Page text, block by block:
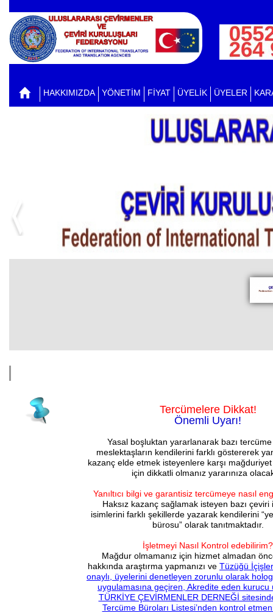
HAKKIMIZDA YÖNETİM FİYAT ÜYELİK ÜYELER
Tercümelere Dikkat!
Önemli Uyarı!
Yasal boşluktan yararlanarak bazı
meslektaşların kendilerini farklı göstererek
kazanç elde etmek isteyenlere karşı
için dikkatli olmanız yararınıza
Yanıltıcı bilgi ve garantisiz tercümeye nasıl
Haksız kazanç sağlamak isteyen bazı çeviri
isimlerini farklı şekillerde yazarak kendilerini
bürosu” olarak tanıtmaktadır.
İşletmeyi Nasıl Kontrol edebilirim?
Mağdur olmamanız için hizmet almadan
hakkında araştırma yapmanızı ve Tüzüğü
onaylı, üyelerini denetleyen zorunlu olarak
uygulamasına geçiren, Akredite eden kurucu
TÜRKİYE ÇEVİRMENLER DERNEĞİ
Tercüme Büroları Listesi’nden kontrol